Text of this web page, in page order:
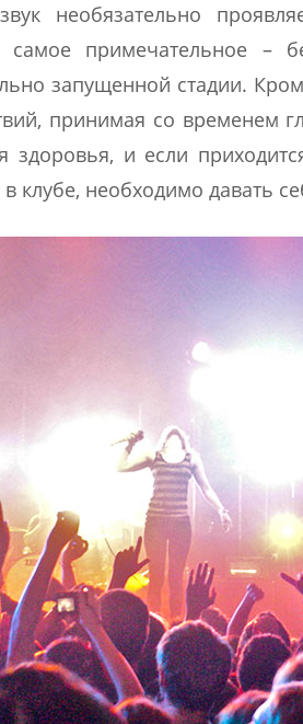
необязательно
примечательное –
запущенной стадии.
принимая со временем
и если
клубе, необходимо давать